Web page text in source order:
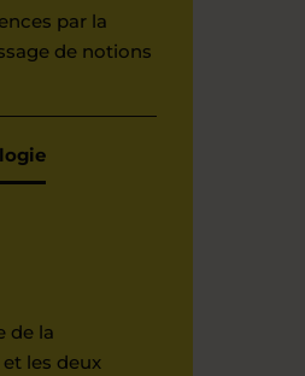
par la
de notions
de la
les deux